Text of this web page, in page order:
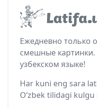
Ежедневно только
смешные
узбекском языке!
Har kuni eng sara
O‘zbek tilidagi